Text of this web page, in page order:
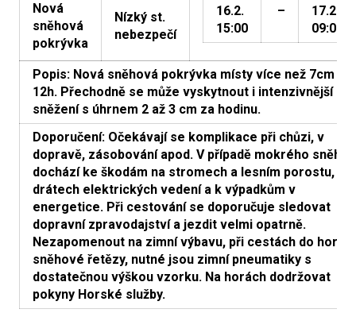
Nová
sněhová
pokrývka
Nízký st.
nebezpečí
16.2.
15:00
–
17.2.
09:00
Popis: Nová sněhová pokrývka místy více než 7cm za
12h. Přechodně se může vyskytnout i intenzivnější
sněžení s úhrnem 2 až 3 cm za hodinu.
Doporučení: Očekávají se komplikace při chůzi, v
dopravě, zásobování apod. V případě mokrého sněhu
dochází ke škodám na stromech a lesním porostu,
drátech elektrických vedení a k výpadkům v
energetice. Při cestování se doporučuje sledovat
dopravní zpravodajství a jezdit velmi opatrně.
Nezapomenout na zimní výbavu, při cestách do hor i
sněhové řetězy, nutné jsou zimní pneumatiky s
dostatečnou výškou vzorku. Na horách dodržovat
pokyny Horské služby.